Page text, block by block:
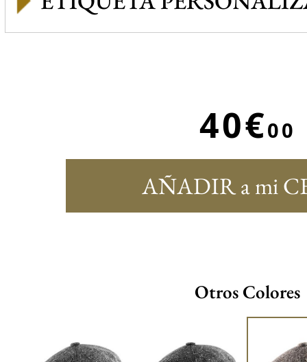
40€00
AÑADIR a mi
Otros Colores